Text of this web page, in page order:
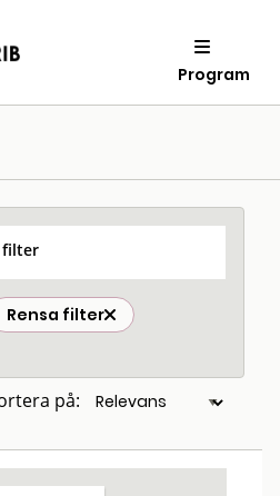
Program
filter
Rensa filter
på: